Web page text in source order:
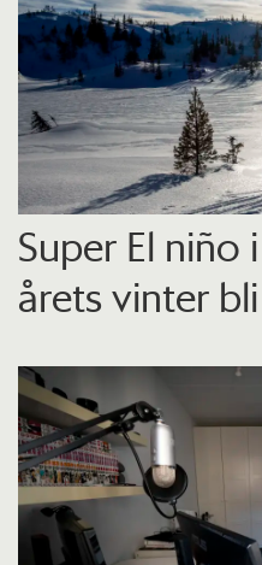
Super El niño
årets vinter